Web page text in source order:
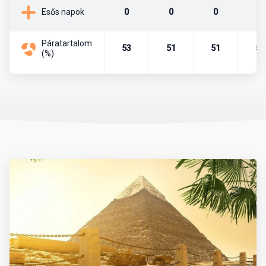
Mikor érdemes utazni?
Az időjárás tekintetében októbertől áprilisig tart a legideálisabb
eltérő dátumra esik. Ez alatt sok étterem és üzlet napközben
Mit érdemes magunkkal vinni?
Az utazás során praktikus a könnyű, világos színű, jól szellőző
ruházat. A strandoláshoz napvédő krém (magas faktorszámú),
Esős napok 0 0 0
Páratartalom
(%)
53 51 51 52